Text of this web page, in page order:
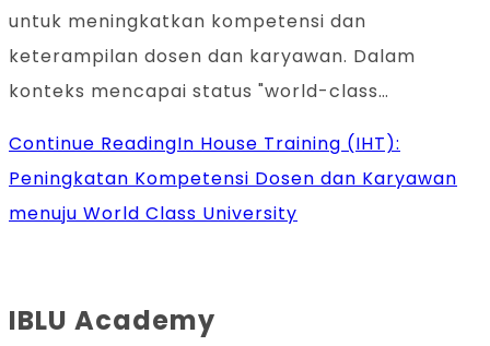
untuk meningkatkan kompetensi dan
keterampilan dosen dan karyawan. Dalam
konteks mencapai status "world-class…
Continue ReadingIn House Training (IHT):
Peningkatan Kompetensi Dosen dan Karyawan
menuju World Class University
IBLU Academy